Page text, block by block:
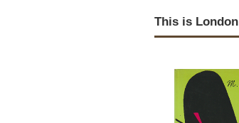
This is London